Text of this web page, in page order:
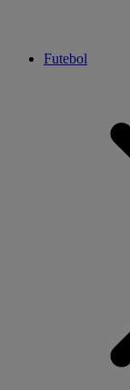
Futebol